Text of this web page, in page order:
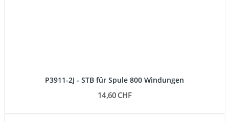
P3911-2J - STB für Spule 800 Windungen
14,60 CHF